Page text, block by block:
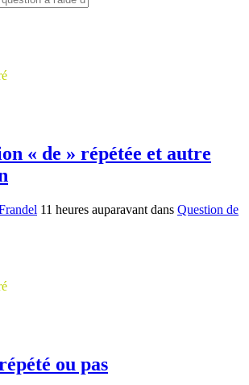
« de » répétée et autre
11 heures auparavant dans Question de
ou pas